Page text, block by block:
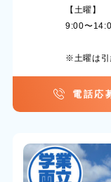
【土曜】
9:00〜
※土曜は引
電話応